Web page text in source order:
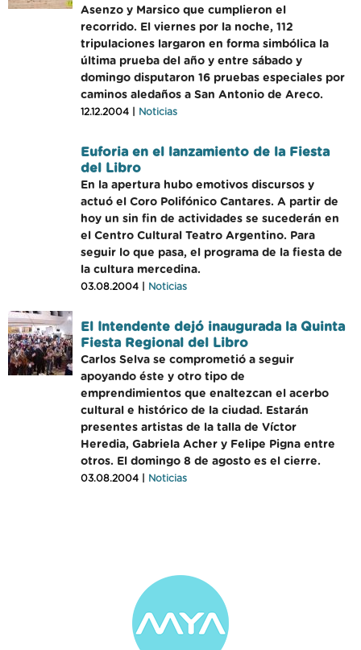
Asenzo y Marsico que cumplieron el
recorrido. El viernes por la noche, 112
tripulaciones largaron en forma simbólica la
última prueba del año y entre sábado y
domingo disputaron 16 pruebas especiales por
caminos aledaños a San Antonio de Areco.
12.12.2004 | Noticias
Euforia en el lanzamiento de la Fiesta
del Libro
En la apertura hubo emotivos discursos y
actuó el Coro Polifónico Cantares. A partir de
hoy un sin fin de actividades se sucederán en
el Centro Cultural Teatro Argentino. Para
seguir lo que pasa, el programa de la fiesta de
la cultura mercedina.
03.08.2004 | Noticias
El Intendente dejó inaugurada la Quinta
Fiesta Regional del Libro
Carlos Selva se comprometió a seguir
apoyando éste y otro tipo de
emprendimientos que enaltezcan el acerbo
cultural e histórico de la ciudad. Estarán
presentes artistas de la talla de Víctor
Heredia, Gabriela Acher y Felipe Pigna entre
otros. El domingo 8 de agosto es el cierre.
03.08.2004 | Noticias